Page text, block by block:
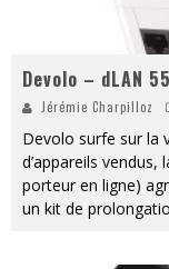
Devolo – dLAN
Jérémie Charpilloz
Devolo surfe sur la
d’appareils
porteur en ligne)
un kit de